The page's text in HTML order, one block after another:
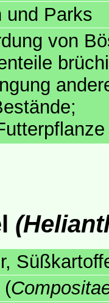
und Parks
von
(